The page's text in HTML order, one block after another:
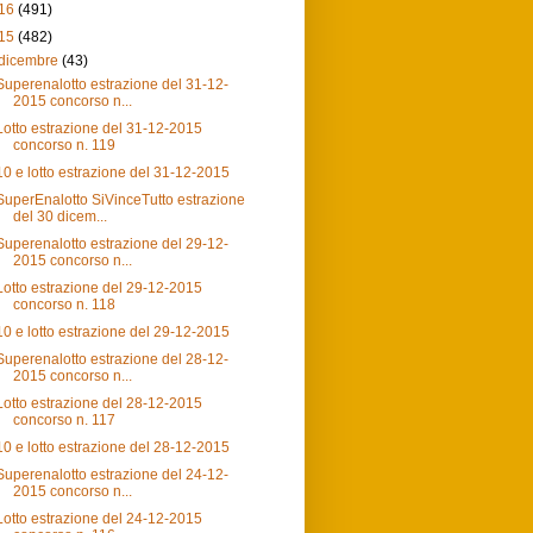
(491)
(482)
(43)
estrazione del 31-12-
2015 concorso n...
estrazione del 31-12-2015
concorso n. 119
e lotto estrazione del 31-12-2015
SiVinceTutto estrazione
del 30 dicem...
estrazione del 29-12-
2015 concorso n...
estrazione del 29-12-2015
concorso n. 118
e lotto estrazione del 29-12-2015
estrazione del 28-12-
2015 concorso n...
estrazione del 28-12-2015
concorso n. 117
e lotto estrazione del 28-12-2015
estrazione del 24-12-
2015 concorso n...
estrazione del 24-12-2015